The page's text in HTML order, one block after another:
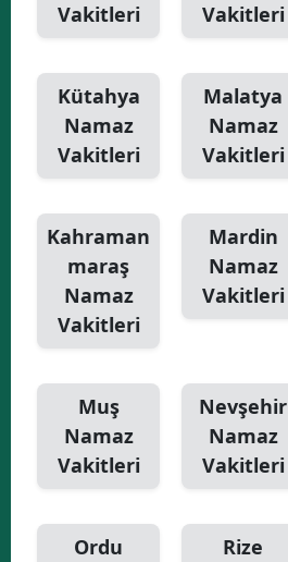
Vakitleri
Vakitleri
Kütahya
Namaz
Vakitleri
Malatya
Namaz
Vakitleri
Kahraman
maraş
Namaz
Vakitleri
Mardin
Namaz
Vakitleri
Muş
Namaz
Vakitleri
Nevşehir
Namaz
Vakitleri
Ordu
Rize